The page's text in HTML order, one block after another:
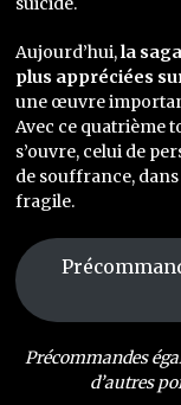
Aujourd’hui,la
plus appréciées
une œuvre
Avec ce quatrième
s’ouvre, celui de
de souffrance,
fragile.
Précommandes
d’autres